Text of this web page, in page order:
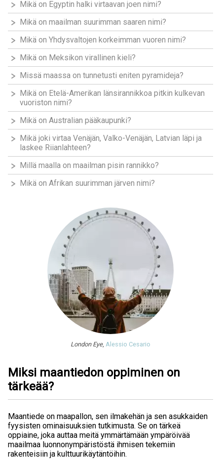
Mikä on Egyptin halki virtaavan joen nimi?
Mikä on maailman suurimman saaren nimi?
Mikä on Yhdysvaltojen korkeimman vuoren nimi?
Mikä on Meksikon virallinen kieli?
Missä maassa on tunnetusti eniten pyramideja?
Mikä on Etelä-Amerikan länsirannikkoa pitkin kulkevan
vuoriston nimi?
Mikä on Australian pääkaupunki?
Mikä joki virtaa Venäjän, Valko-Venäjän, Latvian läpi ja
laskee Riianlahteen?
Millä maalla on maailman pisin rannikko?
Mikä on Afrikan suurimman järven nimi?
London Eye, Alessio Cesario
Miksi maantiedon oppiminen on
tärkeää?
Maantiede on maapallon, sen ilmakehän ja sen asukkaiden
fyysisten ominaisuuksien tutkimusta. Se on tärkeä
oppiaine, joka auttaa meitä ymmärtämään ympäröivää
maailmaa luonnonympäristöstä ihmisen tekemiin
rakenteisiin ja kulttuurikäytäntöihin.